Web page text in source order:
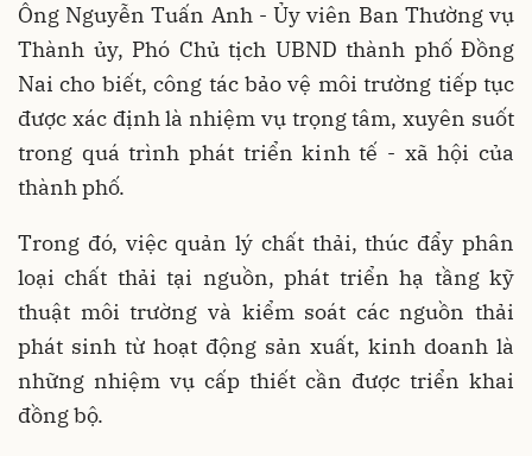
Ông Nguyễn Tuấn Anh - Ủy viên Ban Thường vụ
Thành ủy, Phó Chủ tịch UBND thành phố Đồng
Nai cho biết, công tác bảo vệ môi trường tiếp tục
được xác định là nhiệm vụ trọng tâm, xuyên suốt
trong quá trình phát triển kinh tế - xã hội của
thành phố.
Trong đó, việc quản lý chất thải, thúc đẩy phân
loại chất thải tại nguồn, phát triển hạ tầng kỹ
thuật môi trường và kiểm soát các nguồn thải
phát sinh từ hoạt động sản xuất, kinh doanh là
những nhiệm vụ cấp thiết cần được triển khai
đồng bộ.